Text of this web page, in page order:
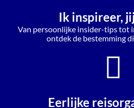
Ik inspireer,
Van persoonlijke insider-tips tot
ontdek de bestemming
Eerlijke